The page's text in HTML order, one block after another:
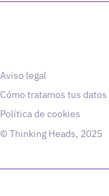
Aviso legal
Cómo tratamos tus datos
Política de cookies
© Thinking Heads, 2025